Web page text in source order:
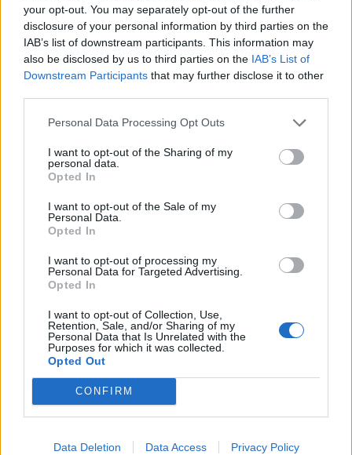
your opt-out. You may separately opt-out of the further
disclosure of your personal information by third parties on the
IAB’s list of downstream participants. This information may
also be disclosed by us to third parties on the IAB’s List of
Downstream Participants that may further disclose it to other
Personal Data Processing Opt Outs
I want to opt-out of the Sharing of my
personal data.
Opted In
I want to opt-out of the Sale of my
Personal Data.
Opted In
I want to opt-out of processing my
Personal Data for Targeted Advertising.
Opted In
I want to opt-out of Collection, Use,
Retention, Sale, and/or Sharing of my
Personal Data that Is Unrelated with the
Purposes for which it was collected.
Opted Out
CONFIRM
Data Deletion Data Access Privacy Policy
Επίδομα παιδιού: Πότε
πληρώνεται η τελευταία
δόση για το 2019,
ξεκινούν οι αιτήσεις
19/02/2020 - 09:20
ΕΒΕΠ: Η 11αδα των
βασικών αλλαγών σε
συντάξεις και εισφορές
στο νέο ασφαλιστικό
19/02/2020 - 10:14
ΡΟΗ ΕΙΔΗΣΕΩΝ
Άνοδος του πετρελαίου μετά τις απειλές του Ιράν
για τα Στενά του Ορμούζ